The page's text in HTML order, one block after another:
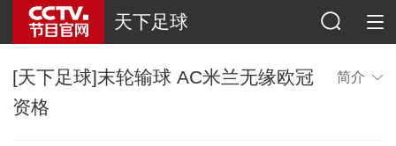
天下足球
[天下足球]末轮输球 AC米兰无缘欧冠
资格
简介